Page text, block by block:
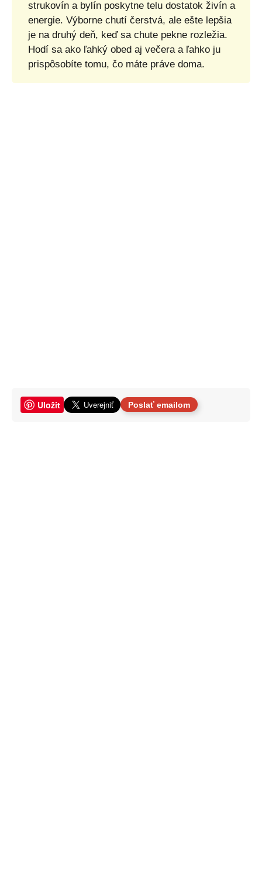
strukovín a bylín poskytne telu dostatok živín a
energie. Výborne chutí čerstvá, ale ešte lepšia
je na druhý deň, keď sa chute pekne rozležia.
Hodí sa ako ľahký obed aj večera a ľahko ju
prispôsobíte tomu, čo máte práve doma.
Uložit Poslať emailom